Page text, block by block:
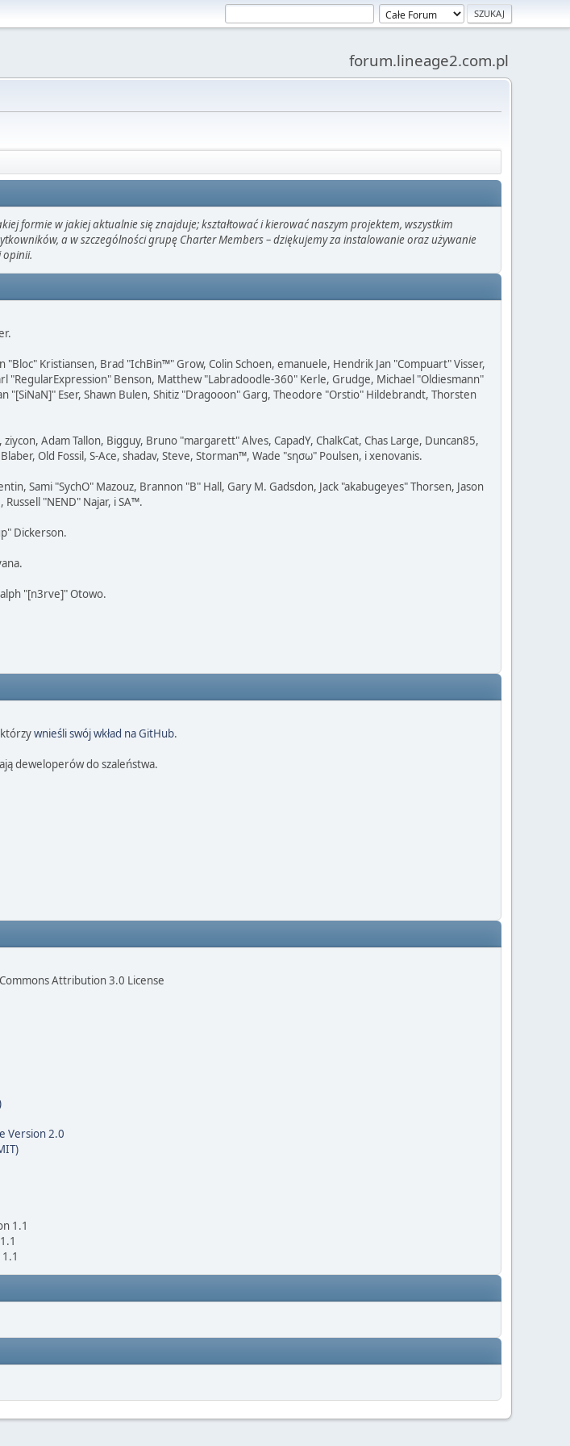
forum.lineage2.com.pl
formie w jakiej aktualnie się znajduje; kształtować i kierować naszym projektem, wszystkim
a w szczególności grupę Charter Members – dziękujemy za instalowanie oraz używanie
opinii.
Kristiansen, Brad "IchBin™" Grow, Colin Schoen, emanuele, Hendrik Jan "Compuart" Visser,
"RegularExpression" Benson, Matthew "Labradoodle-360" Kerle, Grudge, Michael "Oldiesmann"
"[SiNaN]" Eser, Shawn Bulen, Shitiz "Dragooon" Garg, Theodore "Orstio" Hildebrandt, Thorsten
Adam Tallon, Bigguy, Bruno "margarett" Alves, CapadY, ChalkCat, Chas Large, Duncan85,
Old Fossil, S-Ace, shadav, Steve, Storman™, Wade "sησω" Poulsen, i xenovanis.
Sami "SychO" Mazouz, Brannon "B" Hall, Gary M. Gadsdon, Jack "akabugeyes" Thorsen, Jason
"NEND" Najar, i SA™.
Dickerson.
"[n3rve]" Otowo.
wnieśli swój wkład na GitHub.
deweloperów do szaleństwa.
Attribution 3.0 License
Version 2.0
1.1